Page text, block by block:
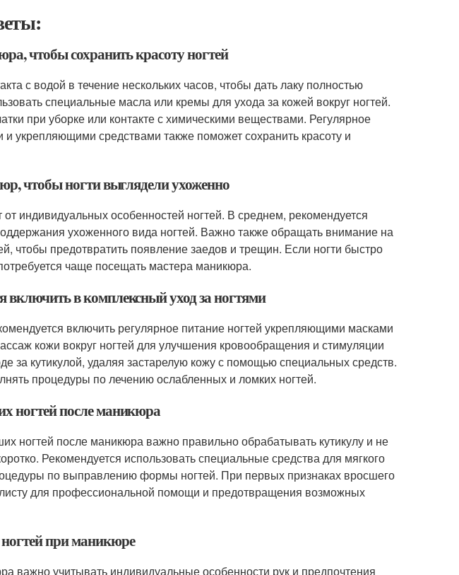
чтобы сохранить красоту ногтей
с водой в течение нескольких часов, чтобы дать лаку полностью
специальные масла или кремы для ухода за кожей вокруг ногтей.
при уборке или контакте с химическими веществами. Регулярное
укрепляющими средствами также поможет сохранить красоту и
чтобы ногти выглядели ухоженно
индивидуальных особенностей ногтей. В среднем, рекомендуется
ухоженного вида ногтей. Важно также обращать внимание на
чтобы предотвратить появление заедов и трещин. Если ногти быстро
чаще посещать мастера маникюра.
включить в комплексный уход за ногтями
включить регулярное питание ногтей укрепляющими масками
кожи вокруг ногтей для улучшения кровообращения и стимуляции
за кутикулой, удаляя застарелую кожу с помощью специальных средств.
процедуры по лечению ослабленных и ломких ногтей.
ногтей после маникюра
ногтей после маникюра важно правильно обрабатывать кутикулу и не
Рекомендуется использовать специальные средства для мягкого
по выправлению формы ногтей. При первых признаках вросшего
для профессиональной помощи и предотвращения возможных
при маникюре
важно учитывать индивидуальные особенности рук и предпочтения